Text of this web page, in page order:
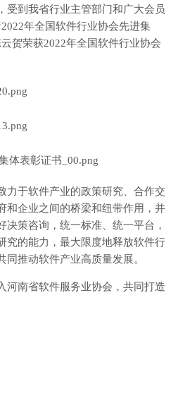
受到我省行业主管部门和广大会员
年全国软件行业协会先进集
贺荣获2022年全国软件行业协会
力于软件产业的政策研究、合作交
和企业之间的桥梁和纽带作用，并
决策咨询，统一标准、统一平台，
究的能力，最大限度地释放软件行
推动软件产业高质量发展。
河南省软件服务业协会，共同打造